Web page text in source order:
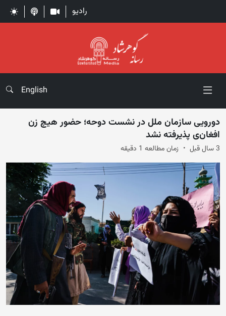
رادیو
English
دورویی سازمان ملل در نشست دوحه؛ حضور هیچ زن
افغان‌ی پذیرفته نشد
3 سال قبل زمان مطالعه 1 دقیقه